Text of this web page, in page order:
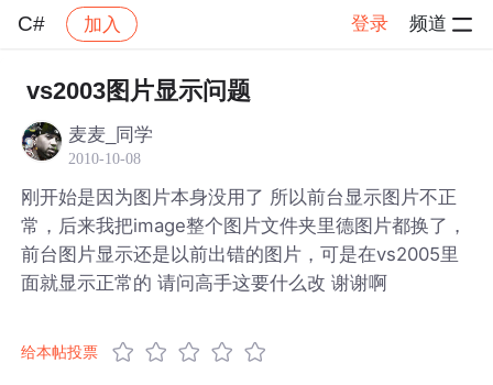
C# 加入 登录 频道
社区 C# 帖子详情
vs2003图片显示问题
麦麦_同学
2010-10-08
刚开始是因为图片本身没用了 所以前台显示图片不正
常，后来我把image整个图片文件夹里德图片都换了，
前台图片显示还是以前出错的图片，可是在vs2005里
面就显示正常的 请问高手这要什么改 谢谢啊
给本帖投票